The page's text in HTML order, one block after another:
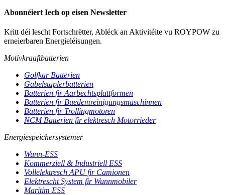
Abonnéiert Iech op eisen Newsletter
Kritt déi lescht Fortschrëtter, Abléck an Aktivitéite vu ROYPOW zu
erneierbaren Energieléisungen.
Motivkraaftbatterien
Golfkar Batterien
Gabelstaplerbatterien
Batterien fir Aarbechtsplattformen
Batterien fir Buedemreinigungsmaschinnen
Batterien fir Trollingmotoren
NCM Batterien fir elektresch Motorrieder
Energiespeichersystemer
Wunn-ESS
Kommerziell & Industriell ESS
Vollelektresch APU fir Camionen
Elektrescht System fir Wunnmobiler
Maritim ESS